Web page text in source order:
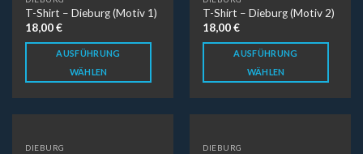
T-Shirt – Dieburg (Motiv 1)
18,00€
AUSFÜHRUNG
WÄHLEN
T-Shirt – Dieburg (Motiv 2)
18,00€
AUSFÜHRUNG
WÄHLEN
DIEBURG DIEBURG